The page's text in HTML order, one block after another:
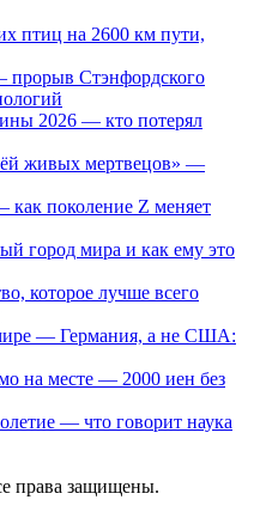
птиц на 2600 км пути,
прорыв Стэнфордского
2026 — кто потерял
живых мертвецов» —
поколение Z меняет
город мира и как ему это
которое лучше всего
— Германия, а не США:
на месте — 2000 иен без
— что говорит наука
права защищены.